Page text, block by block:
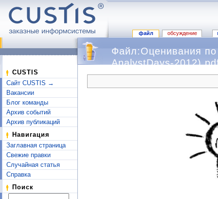
файл обсуждение
CUSTIS
Сайт CUSTIS →
Вакансии
Блог команды
Архив событий
Архив публикаций
Навигация
Заглавная страница
Свежие правки
Случайная статья
Справка
Поиск
Файл:Оценивания по
AnalystDays-